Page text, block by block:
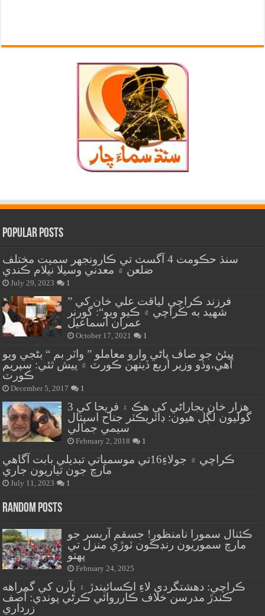
Popular Posts
سنڌ حڪومت 4 آگسٽ تي ڪارونجهر سميت مختلف
ضلعن ۾ معدني وسيلا نيلام ڪندي
July 29, 2023 1
” فرزند ڪراچي لياقت علي خان کي
شهيد به ڪراچي ۾ ڪيو ويو“: گورنر
عمران اسماعيل
October 17, 2021 1
پيئڻ جو صاف پاڻي وارو معاملو ” واٽر بم “ بڻجي ويو
آهي،وڏو وزير اربع ڏينهن ڪورٽ ۾ پيش ٿئي: سپريم
ڪورٽ
December 5, 2017 1
هزار خان بجاراڻي کي هڪ ۽ فريحا کي 3
گوليون لڳل هيون: ڊائريڪٽر جناح اسپتال
سيمي جمالي
February 2, 2018 1
ڪراچي ۾ جولاءِ16تي موسمياتي تبديلي بابت آگاهي
مارچ جون تياريون جاري
July 11, 2023 1
Random Posts
ڪئنال سمورا نامنظور! جسقم آريسر جو
مارچ سموريون رنڊڪون ٽوڙي منزل تي
پهتو
February 24, 2025
ڪراچي: دهشتگردي لاءِ اڪسائيندڙ ۽ ٻآرن کي گمراهه
ڪندڙ مدرسن خلاف ڪارروائي ڪرڻي پوندي: آصف
زرداري